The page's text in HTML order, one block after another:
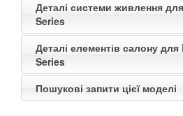
Деталі системи живлення
Series
Деталі елементів салону для
Series
Пошукові запити цієї моделі